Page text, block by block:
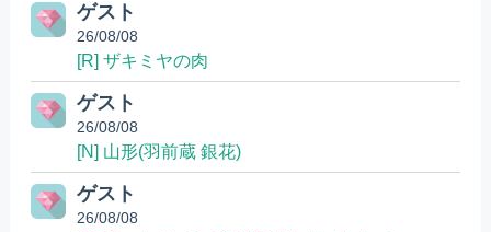
ゲスト
26/08/08
[R] ザキミヤの肉
ゲスト
26/08/08
[N] 山形(羽前蔵 銀花)
ゲスト
26/08/08